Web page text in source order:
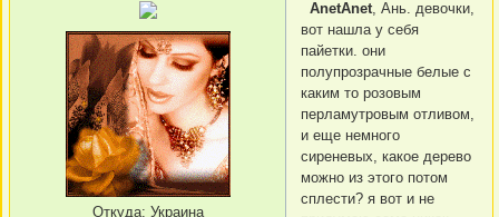
Откуда: Украина
AnetAnet , Ань. девочки,
вот нашла у себя
пайетки. они
полупрозрачные белые с
каким то розовым
перламутровым отливом,
и еще немного
сиреневых, какое дерево
можно из этого потом
сплести? я вот и не